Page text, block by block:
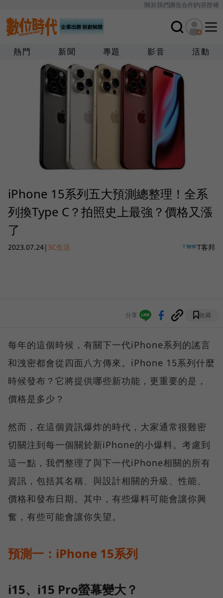
關於我們廣告合作內容授權
熱門 新聞 專題 影音 活動
iPhone 15系列五大預測總整理！全系
列換Type C？拍照史上最強？價格又漲
了
2023.07.24| 3C生活 T客邦
分享 收藏
每年的這個時候，有關下一代iPhone系列的謠言
和洩密都會從四面八方傳來。iPhone 15系列什麼
時候發布？它將提供哪些新功能，更重要的是，
價格是多少？
然而，在這個資訊爆炸的時代，大家通常很難密
切關注到每一個關於新iPhone的小爆料。考慮到
這一點，我們整理了與下一代iPhone相關的所有
資訊，包括其名稱、與設計相關的升級、性能、
價格和發布日期。其中，有些爆料可能會讓你興
奮，有些可能會讓你失望。
預測一：iPhone 15系列
i15、i15 Pro螢幕變大？